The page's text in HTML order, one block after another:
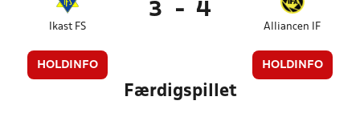
Ikast FS
HOLDINFO
3 - 4
Alliancen IF
HOLDINFO
Færdigspillet